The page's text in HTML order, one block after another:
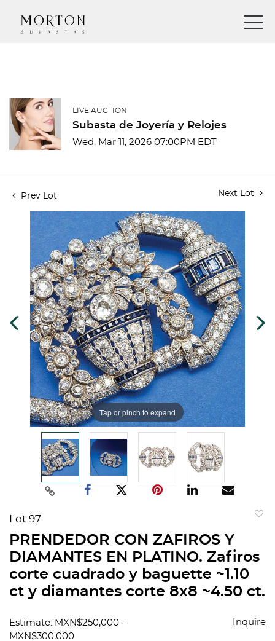
LIVE AUCTION
Subasta de Joyería y Relojes
Wed, Mar 11, 2026 07:00PM EDT
Prev Lot Next Lot
Tap or pinch to expand
Lot 97
PRENDEDOR CON ZAFIROS Y
DIAMANTES EN PLATINO. Zafiros
corte cuadrado y baguette ~1.10
ct y diamantes corte 8x8 ~4.50 ct.
Estimate: MXN$250,000 -
MXN$300,000
Inquire